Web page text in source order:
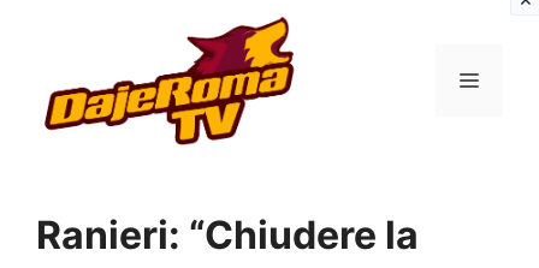
contenuto
MENU
Ranieri: “Chiudere la